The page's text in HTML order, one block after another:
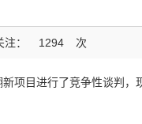
注： 1294 次
项目进行了竞争性谈判，